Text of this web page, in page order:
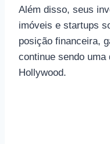
Além disso, seus
imóveis e startups
posição financeira,
continue sendo
Hollywood.